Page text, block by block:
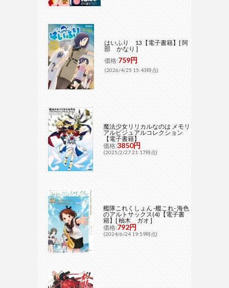
はいふり 13【電子書籍】[ 阿
部 かなり ]
価格:759円
(2026/4/25 15:43時点)
魔法少女リリカルなのは メモリ
アルビジュアルコレクション
【電子書籍】
価格:3850円
(2025/2/27 21:17時点)
艦隊これくしょん -艦これ- 海色
のアルトサックス(4)【電子書
籍】[ 柚木 ガオ ]
価格:792円
(2024/6/24 19:59時点)